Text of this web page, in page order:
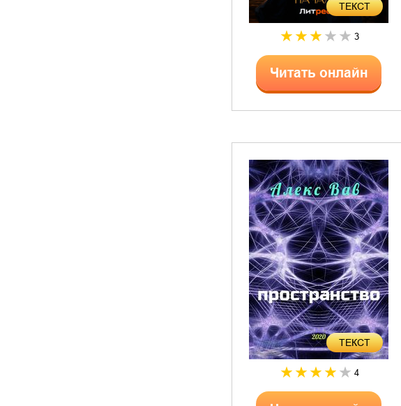
ТЕКСТ
3
Читать онлайн
ТЕКСТ
4